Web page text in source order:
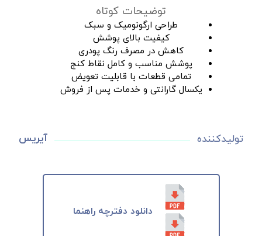
توضیحات کوتاه
طراحی ارگونومیک و سبک
کیفیت بالای پوشش
کاهش در مصرف رنگ پودری
پوشش مناسب و کامل نقاط کنج
تمامی قطعات با قابلیت تعویض
یکسال گارانتی و خدمات پس از فروش
تولیدکننده آیریس
دانلود دفترچه راهنما